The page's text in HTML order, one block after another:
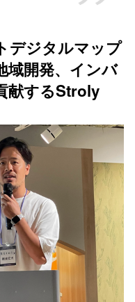
デジタルマップ
域開発、インバ
献するStroly